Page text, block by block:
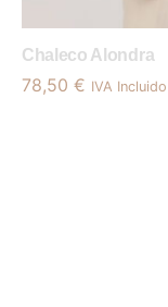
Chaleco Alondra
78,50 € IVA Incluido